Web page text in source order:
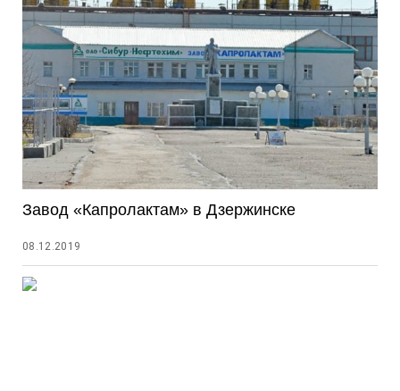
Завод «Капролактам» в Дзержинске
08.12.2019